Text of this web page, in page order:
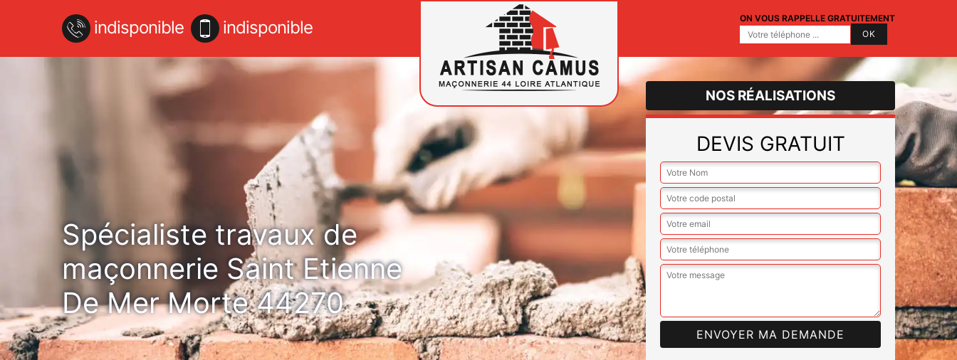
indisponible indisponible ON VOUS RAPPELLE GRATUITEMENT
Spécialiste travaux de
maçonnerie Saint Etienne
De Mer Morte 44270
NOS RÉALISATIONS
DEVIS GRATUIT